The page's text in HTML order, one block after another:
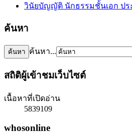
วินัยบัญญัติ นักธรรมชั้นเอก ปร
ค้นหา
ค้นหา...
สถิติผู้เข้าชมเว็บไซต์
เนื้อหาที่เปิดอ่าน
5839109
whosonline